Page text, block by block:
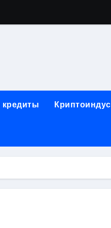
для ногтевого сервиса,
шнура
профессий онлайн
до
кредиты